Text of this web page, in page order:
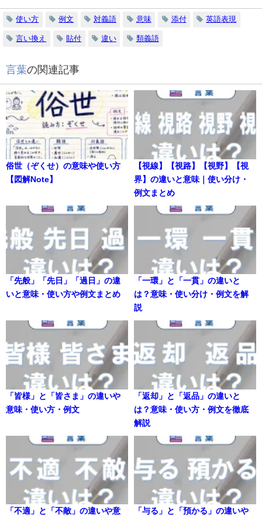
使い方 例文 対義語 意味 添付 英語表現
言い換え 貼付 違い 類義語
言葉の関連記事
俗世（ぞくせ）の意味や使い方
【図解Note】
【視線】【視路】【視野】【視
界】の違いと意味｜使い分け・
例文まとめ
「先般」「先日」「過日」の違
いと意味・使い方や例文まとめ
「一環」と「一貫」の違いと
は？意味・使い分け・例文を解
説
「皆様」と「皆さま」の違いや
意味・使い方・例文
「返却」と「返品」の違いと
は？意味・使い方・例文を徹底
解説
「不適」と「不敵」の違いや意
「与る」と「預かる」の違いや